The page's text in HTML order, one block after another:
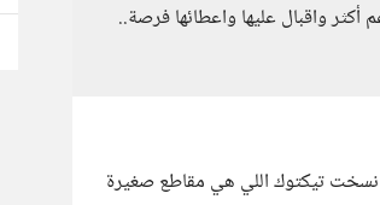
أكثر واقبال عليها واعطائها فرصة..
نسخت تيكتوك اللي هي مقاطع صغيرة